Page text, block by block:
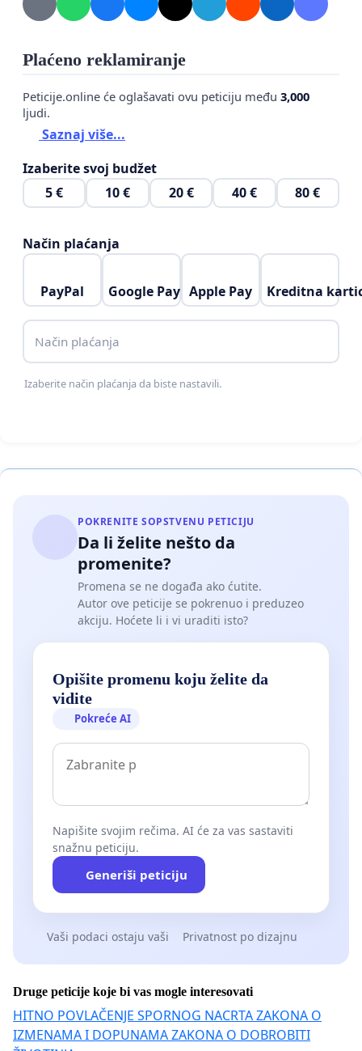
Plaćeno reklamiranje
Peticije.online će oglašavati ovu peticiju među 3,000
ljudi.
Saznaj više...
Izaberite svoj budžet
5 €
10 € 20 € 40 € 80 €
Način plaćanja
PayPal Google Pay Apple Pay Kreditna
Način plaćanja
Izaberite način plaćanja da biste nastavili.
POKRENITE SOPSTVENU PETICIJU
Da li želite nešto da
promenite?
Promena se ne događa ako ćutite.
Autor ove peticije se pokrenuo i preduzeo
akciju. Hoćete li i vi uraditi isto?
Opišite promenu koju želite da
vidite
Pokreće AI
Napišite svojim rečima. AI će za vas sastaviti
snažnu peticiju.
Generiši peticiju
Vaši podaci ostaju vaši Privatnost po dizajnu
Druge peticije koje bi vas mogle interesovati
HITNO POVLAČENJE SPORNOG NACRTA ZAKONA O
IZMENAMA I DOPUNAMA ZAKONA O DOBROBITI